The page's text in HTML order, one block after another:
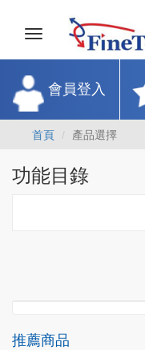
Toggle
navigation
會員登入
首頁 產品選擇
功能目錄
推薦商品